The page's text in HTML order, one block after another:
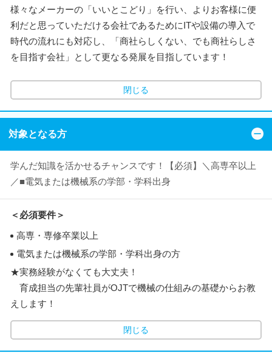
様々なメーカーの「いいとこどり」を行い、よりお客様に便
利だと思っていただける会社であるためにITや設備の導入で
時代の流れにも対応し、「商社らしくない、でも商社らしさ
を目指す会社」として更なる発展を目指しています！
閉じる
対象となる方
学んだ知識を活かせるチャンスです！【必須】＼高専卒以上
／■電気または機械系の学部・学科出身
＜必須要件＞
高専・専修卒業以上
電気または機械系の学部・学科出身の方
★実務経験がなくても大丈夫！
育成担当の先輩社員がOJTで機械の仕組みの基礎からお教
えします！
閉じる